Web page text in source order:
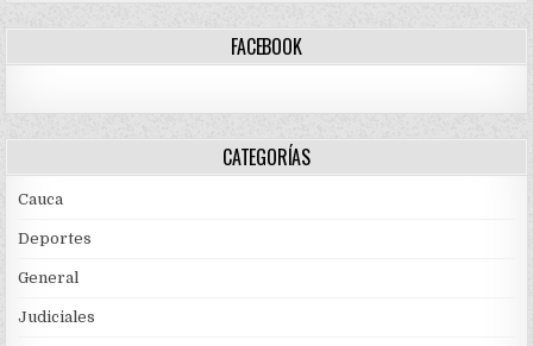
FACEBOOK
CATEGORÍAS
Cauca
Deportes
General
Judiciales